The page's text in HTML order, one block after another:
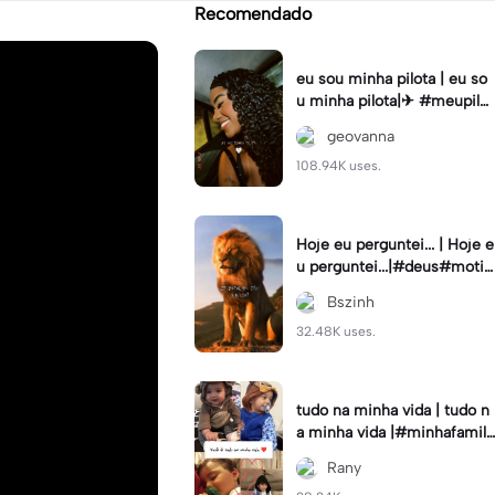
Recomendado
eu sou minha pilota | eu so
u minha pilota|✈ #meupilot
o #tipografia #viral
geovanna
108.94K uses.
Hoje eu perguntei... | Hoje e
u perguntei...|#deus#motiv
ação#reflexão#reflexaotipo
grafiaBszinh
32.48K uses.
tudo na minha vida | tudo n
a minha vida |#minhafamili
a#minhavida😍😍#filhos#fi
lha#filho
Rany